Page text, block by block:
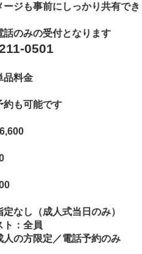
ジも事前にしっかり共有でき
のみの受付となります
0501
品料金
も可能です
なし（成人式当日のみ）
ト：全員
人の方限定／電話予約のみ